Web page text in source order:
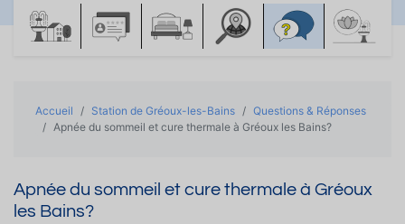
Accueil Station de Gréoux-les-Bains
Questions & Réponses
Apnée du sommeil et cure thermale à Gréoux les Bains?
Apnée du sommeil et cure thermale à Gréoux
les Bains?